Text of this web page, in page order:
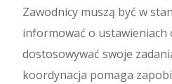
Zawodnicy muszą być w
informować o ustawieniach
dostosowywać swoje
koordynacja pomaga